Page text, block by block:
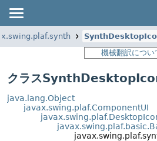
機械翻訳につい
クラス
java.lang.Object
javax.swing.plaf.ComponentUI